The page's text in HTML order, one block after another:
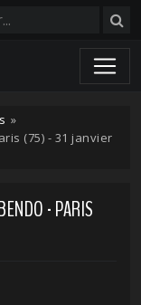
»
(75) - 31 janvier
- PARIS